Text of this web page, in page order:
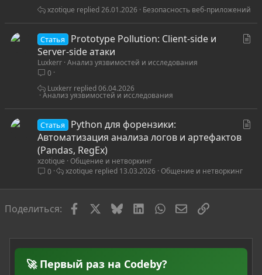
я
Безопасность веб-приложений
26.01.2026
xzotique
Статья
Prototype Pollution: Client-side и
Server-side атаки
Luxkerr Анализ уязвимостей и исследования
0
Анализ уязвимостей и исследования
06.04.2026
Luxkerr
я
Статья
Python для форензики:
Автоматизация анализа логов и артефактов
(Pandas, RegEx)
xzotique
Общение и нетворкинг
0
Общение и нетворкинг
13.03.2026
xzotique
Поделиться: FacebookBlueskyLinkedInWhatsAppЭлектронная
Ссылка
🚀 Первый раз на Codeby?